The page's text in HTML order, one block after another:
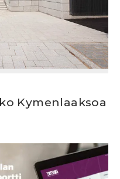
Kymenlaaksoa